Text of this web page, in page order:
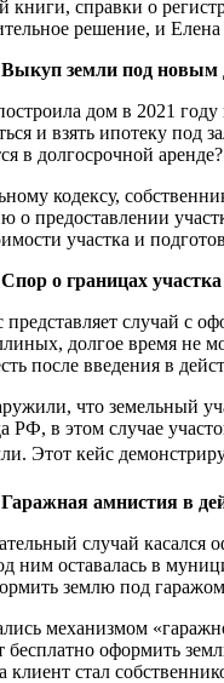
книги, справки о
решение, и
земли под новым
дом в 2021
и взять ипотеку под
в долгосрочной аренде?
кодексу,
о предоставлении
участка и
о границах
случай с
долгое время не
после введения в
что земельный
РФ, в этом случае
Этот кейс
амнистия в
случай касался
ним оставалась в
землю под
механизмом
бесплатно оформить
клиент стал